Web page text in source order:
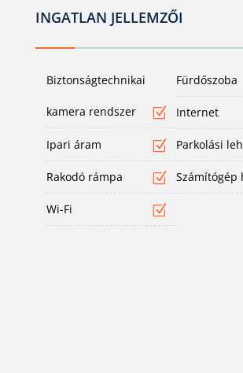
INGATLAN JELLEMZŐI
Biztonságtechnikai
kamera rendszer
Fürdőszoba
Internet
Ipari áram Parkolási
Rakodó rámpa Számítógép
Wi-Fi